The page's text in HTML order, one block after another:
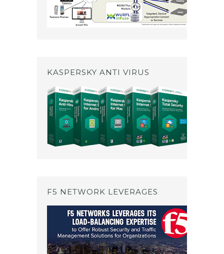
KASPERSKY ANTI VIRUS
F5 NETWORK LEVERAGES